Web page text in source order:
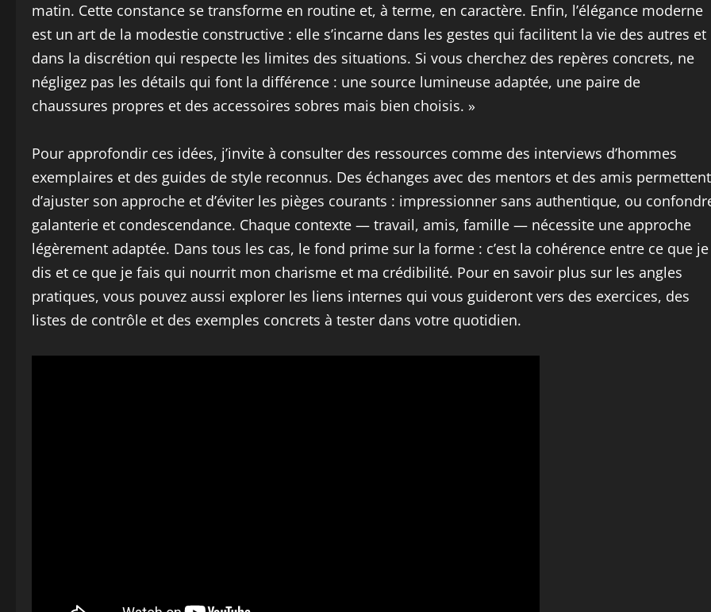
matin. Cette constance se transforme en routine et, à terme, en caractère. Enfin, l’élégance moderne
est un art de la modestie constructive : elle s’incarne dans les gestes qui facilitent la vie des autres et
dans la discrétion qui respecte les limites des situations. Si vous cherchez des repères concrets, ne
négligez pas les détails qui font la différence : une source lumineuse adaptée, une paire de
chaussures propres et des accessoires sobres mais bien choisis. »
Pour approfondir ces idées, j’invite à consulter des ressources comme des interviews d’hommes
exemplaires et des guides de style reconnus. Des échanges avec des mentors et des amis permettent
d’ajuster son approche et d’éviter les pièges courants : impressionner sans authentique, ou
galanterie et condescendance. Chaque contexte — travail, amis, famille — nécessite une approche
légèrement adaptée. Dans tous les cas, le fond prime sur la forme : c’est la cohérence entre ce que je
dis et ce que je fais qui nourrit mon charisme et ma crédibilité. Pour en savoir plus sur les angles
pratiques, vous pouvez aussi explorer les liens internes qui vous guideront vers des exercices, des
listes de contrôle et des exemples concrets à tester dans votre quotidien.